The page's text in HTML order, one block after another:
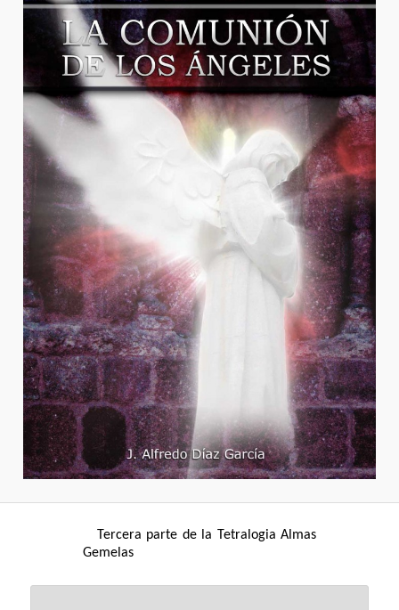
Tercera parte de la Tetralogia Almas
Gemelas